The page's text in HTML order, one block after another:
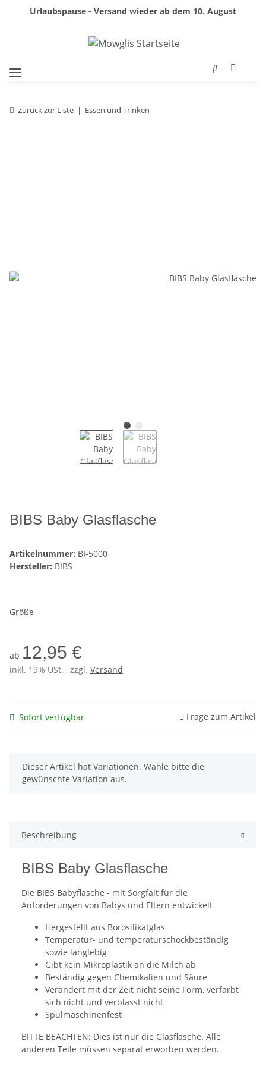
Urlaubspause - Versand wieder ab dem 10. August
Zurück zur Liste Essen und Trinken
BIBS Baby Glasflasche
Artikelnummer: BI-5000
Hersteller: BIBS
Größe
ab 12,95 €
inkl. 19% USt. , zzgl. Versand
Sofort verfügbar Frage zum Artikel
x
Dieser Artikel hat Variationen. Wähle bitte die
gewünschte Variation aus.
Beschreibung
BIBS Baby Glasflasche
Die BIBS Babyflasche - mit Sorgfalt für die
Anforderungen von Babys und Eltern entwickelt
Hergestellt aus Borosilikatglas
Temperatur- und temperaturschockbeständig
sowie langlebig
Gibt kein Mikroplastik an die Milch ab
Beständig gegen Chemikalien und Säure
Verändert mit der Zeit nicht seine Form, verfärbt
sich nicht und verblasst nicht
Spülmaschinenfest
BITTE BEACHTEN: Dies ist nur die Glasflasche. Alle
anderen Teile müssen separat erworben werden.